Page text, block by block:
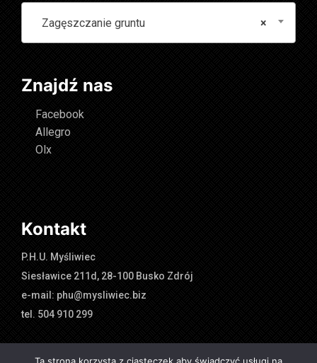
×
Zagęszczanie gruntu
Znajdź nas
Facebook
Allegro
Olx
Kontakt
P.H.U. Myśliwiec
Siesławice 211d, 28-100 Busko Zdrój
e-mail: phu@mysliwiec.biz
tel. 504 910 299